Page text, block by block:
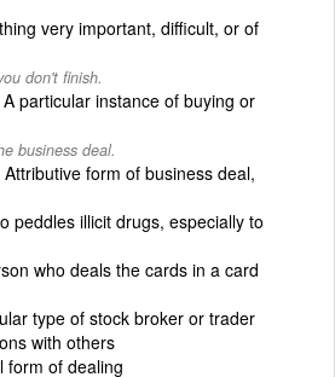
very important, difficult, or of
don't finish.
A particular instance of buying or
business deal.
Attributive form of business deal,
peddles illicit drugs, especially to
who deals the cards in a card
type of stock broker or trader
with others
form of dealing